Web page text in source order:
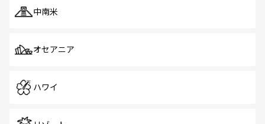
中南米
オセアニア
ハワイ